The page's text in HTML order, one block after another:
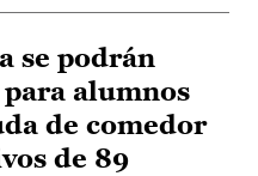
se podrán
alumnos
de comedor
de 89